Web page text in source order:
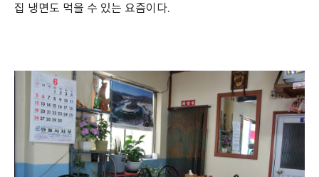
집 냉면도 먹을 수 있는 요즘이다.